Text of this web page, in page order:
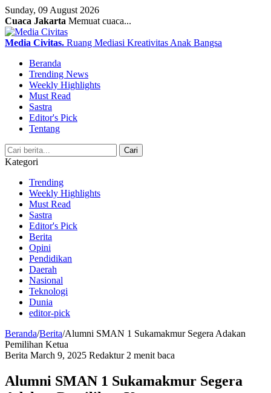
Sunday, 09 August 2026
Cuaca Jakarta Memuat cuaca...
Media Civitas. Ruang Mediasi Kreativitas Anak Bangsa
Beranda
Trending News
Weekly Highlights
Must Read
Sastra
Editor's Pick
Tentang
Search
Cari
Kategori
Trending
Weekly Highlights
Must Read
Sastra
Editor's Pick
Berita
Opini
Pendidikan
Daerah
Nasional
Teknologi
Dunia
editor-pick
Beranda/Berita/Alumni SMAN 1 Sukamakmur Segera Adakan
Pemilihan Ketua
Berita March 9, 2025 Redaktur 2 menit baca
Alumni SMAN 1 Sukamakmur Segera